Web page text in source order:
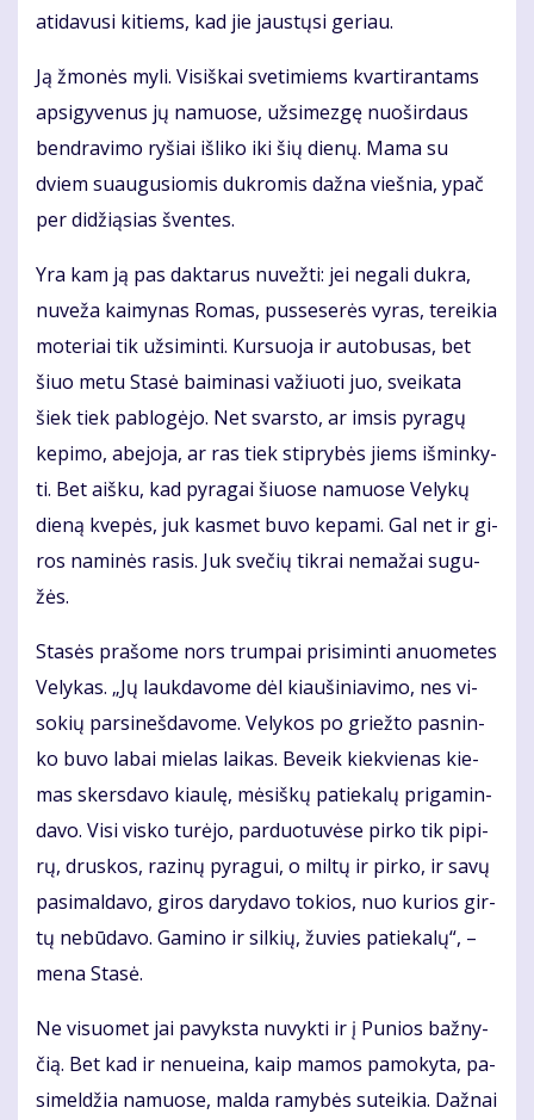
ati­da­vu­si ki­tiems, kad jie jaus­tų­si ge­riau.
Ją žmo­nės my­li. Vi­siš­kai sve­ti­miems kvar­ti­ran­tams
ap­si­gy­ve­nus jų na­muo­se, už­si­mez­gę nuo­šir­daus
ben­dra­vi­mo ry­šiai iš­li­ko iki šių die­nų. Ma­ma su
dviem su­au­gu­sio­mis duk­ro­mis daž­na vieš­nia, ypač
per di­dži­ą­sias šven­tes.
Yra kam ją pas dak­ta­rus nu­vež­ti: jei ne­ga­li duk­ra,
nu­ve­ža kai­my­nas Ro­mas, pus­se­se­rės vy­ras, te­rei­kia
mo­te­riai tik už­si­min­ti. Kur­suo­ja ir au­to­bu­sas, bet
šiuo me­tu Sta­sė bai­mi­na­si va­žiuo­ti juo, svei­ka­ta
šiek tiek pa­blo­gė­jo. Net svars­to, ar im­sis py­ra­gų
ke­pi­mo, abe­jo­ja, ar ras tiek stip­ry­bės jiems iš­min­ky­
ti. Bet aiš­ku, kad py­ra­gai šiuo­se na­muo­se Ve­ly­kų
die­ną kve­pės, juk kas­met bu­vo ke­pa­mi. Gal net ir gi­
ros na­mi­nės ra­sis. Juk sve­čių tik­rai ne­ma­žai su­gu­
žės.
Sta­sės pra­šo­me nors trum­pai pri­si­min­ti anuo­me­tes
Ve­ly­kas. „Jų lauk­da­vo­me dėl kiau­ši­nia­vi­mo, nes vi­
so­kių par­si­neš­da­vo­me. Ve­ly­kos po griež­to pas­nin­
ko bu­vo la­bai mie­las lai­kas. Be­veik kiek­vie­nas kie­
mas skers­da­vo kiau­lę, mė­siš­kų pa­tie­ka­lų pri­ga­min­
da­vo. Vi­si vis­ko tu­rė­jo, par­duo­tu­vė­se pir­ko tik pi­pi­
rų, drus­kos, ra­zi­nų py­ra­gui, o mil­tų ir pir­ko, ir sa­vų
pa­si­mal­da­vo, gi­ros da­ry­da­vo to­kios, nuo ku­rios gir­
tų ne­bū­da­vo. Ga­mi­no ir sil­kių, žu­vies pa­tie­ka­lų“, –
me­na Sta­sė.
Ne vi­suo­met jai pa­vyks­ta nu­vyk­ti ir į Pu­nios baž­ny­
čią. Bet kad ir ne­nu­ei­na, kaip ma­mos pa­mo­ky­ta, pa­
si­mel­džia na­muo­se, mal­da ra­my­bės su­tei­kia. Daž­nai